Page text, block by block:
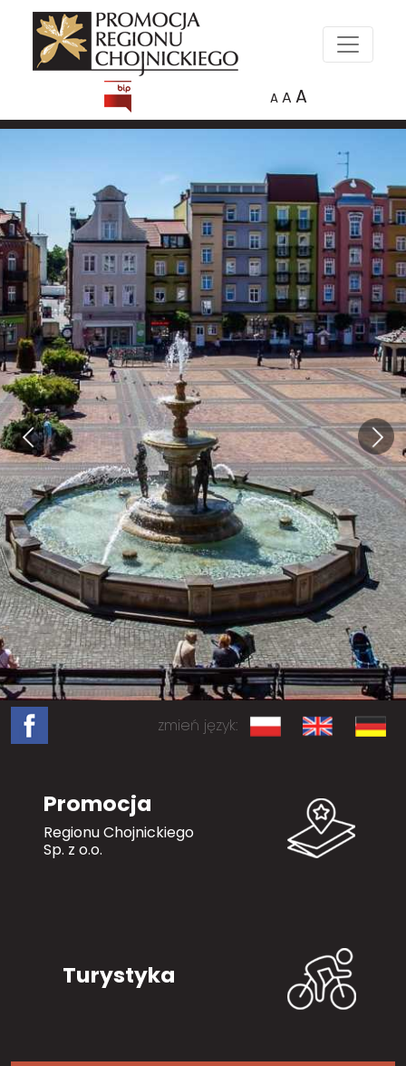
A A A
zmień język:
Promocja
Regionu Chojnickiego
Sp. z o.o.
Turystyka